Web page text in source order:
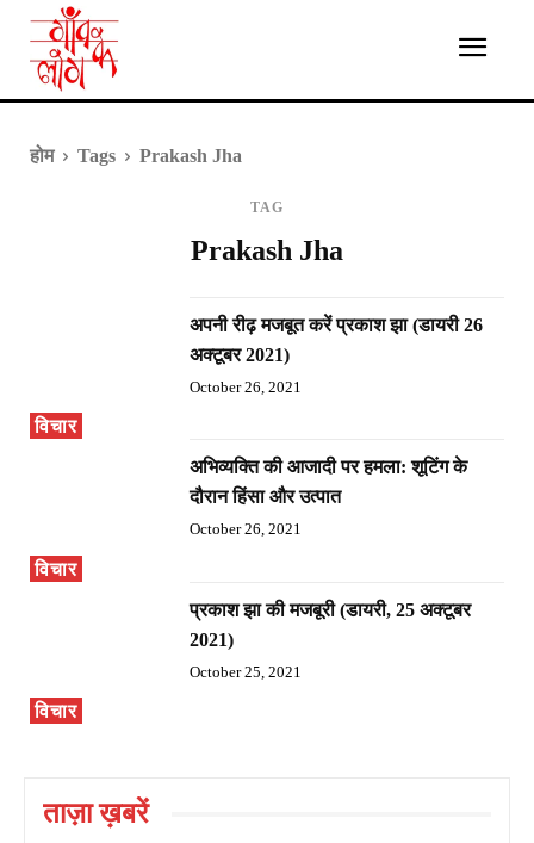
होम Tags Prakash Jha
TAG
Prakash Jha
विचार
अपनी रीढ़ मजबूत करें प्रकाश झा (डायरी 26
अक्टूबर 2021)
October 26, 2021
विचार
अभिव्यक्ति की आजादी पर हमला: शूटिंग के
दौरान हिंसा और उत्पात
October 26, 2021
विचार
प्रकाश झा की मजबूरी (डायरी, 25 अक्टूबर
2021)
October 25, 2021
ताज़ा ख़बरें